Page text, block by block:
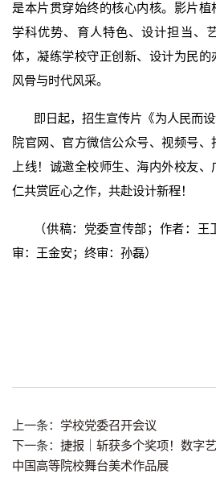
是本片贯穿始终的核心内核。影片
学科优势、育人特色、设计担当、
体，凝练学校守正创新、设计为民
风骨与时代风采。
即日起，招生宣传片《为人民而
院官网、官方微信公众号、视频号
上线！诚邀全校师生、海内外校友
仁共赏匠心之作，共赴设计新程！
（供稿：党委宣传部；作者：
审：王金安；终审：孙磊）
上一条： 学校党委召开会议
下一条： 捷报｜斩获多个奖项！数字
中国高等院校舞台美术作品展